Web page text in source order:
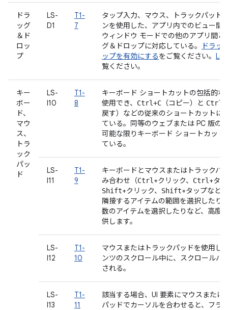
ドラ
ッグ
＆ド
ロッ
プ
LS-
D1
T1-
7
タップ入力、マウス、トラックパッド
ンを使用した、アプリ内でのビュー間
ウィンドウ モードでの他のアプリ間と
グ＆ドロップに対応している。
ドラッ
ップを有効にするをご覧ください。
覧ください。
キー
ボー
ド、
マウ
ス、
トラ
ック
パッ
ド
LS-
I10
T1-
8
キーボード ショートカットの包括的な
使用でき、
Ctrl+C （コピー）と
戻す）などの従来のショートカットに
ている。同等のウェブまたは PC 版の
可能な限りキーボード ショートカット
ている。
LS-
I11
T1-
9
キーボードとマウスまたはトラックパ
み合わせ（Ctrl +クリック、 Ctrl +タ
Shift+クリック、 Shift+タップなど
隣接するアイテムの範囲を選択したり
数のアイテムを選択したりなど、高度
供します。
LS-
I12
T1-
10
マウスまたはトラックパッドを使用し
ンツのスクロール中に、スクロールバ
される。
LS-
I13
T1-
11
該当する場合、UI 要素にマウスまたは
パッドでカーソルを合わせると、フラ